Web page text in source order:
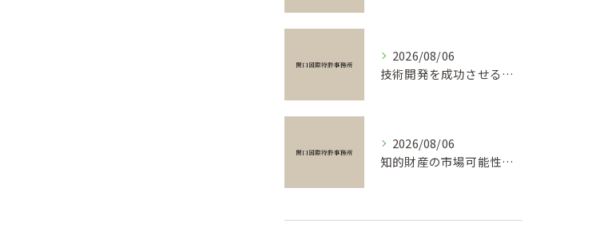
2026/08/06
技術開発を成功させる攻略法と弁理士活用による輸出強化の実践ポイント
2026/08/06
知的財産の市場可能性を検証し、輸出でイノベーションを収益化する実践ポイント